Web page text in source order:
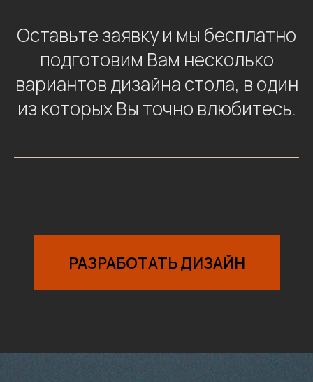
Оставьте заявку и мы бесплатно
подготовим Вам несколько
вариантов дизайна стола, в один
из которых Вы точно влюбитесь.
РАЗРАБОТАТЬ ДИЗАЙН